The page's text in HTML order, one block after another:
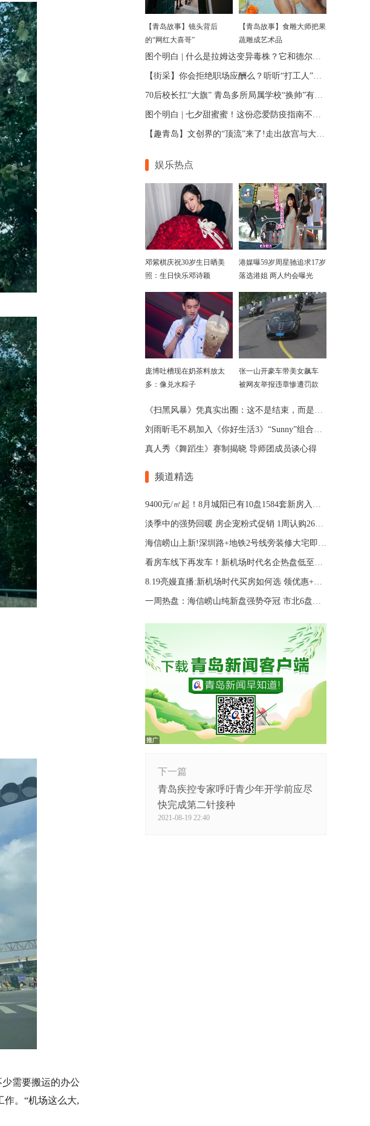
需要搬运的办公
作。“机场这么大,
【青岛故事】镜头背后
的“网红大喜哥”
【青岛故事】食雕大师把果
蔬雕成艺术品
图个明白 | 什么是拉姆达变异毒株？它和德尔塔啥关系？
【街采】你会拒绝职场应酬么？听听“打工人”怎么说
70后校长扛“大旗” 青岛多所局属学校“换帅”有何深意
图个明白 | 七夕甜蜜蜜！这份恋爱防疫指南不能少
【趣青岛】文创界的“顶流”来了!走出故宫与大海相拥
娱乐热点
邓紫棋庆祝30岁生日晒美
照：生日快乐邓诗颖
港媒曝59岁周星驰追求17岁
落选港姐 两人约会曝光
庞博吐槽现在奶茶料放太
多：像兑水粽子
张一山开豪车带美女飙车
被网友举报违章惨遭罚款
《扫黑风暴》凭真实出圈：这不是结束，而是开始
刘雨昕毛不易加入《你好生活3》“Sunny”组合插秧之旅
真人秀《舞蹈生》赛制揭晓 导师团成员谈心得
频道精选
9400元/㎡起！8月城阳已有10盘1584套新房入市！
淡季中的强势回暖 房企宠粉式促销 1周认购264套！
海信崂山上新!深圳路+地铁2号线旁装修大宅即将入市
看房车线下再发车！新机场时代名企热盘低至8000/㎡
8.19亮嫚直播:新机场时代买房如何选 领优惠+好礼!
一周热盘：海信崂山纯新盘强势夺冠 市北6盘霸榜
下一篇
青岛疾控专家呼吁青少年开学前应尽
快完成第二针接种
2021-08-19 22:40